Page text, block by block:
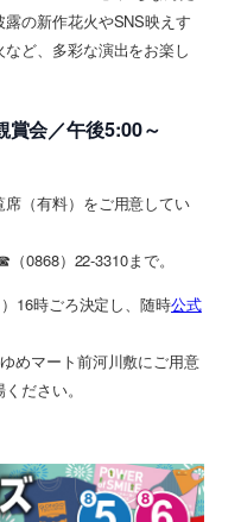
の新作花火やSNS映えす
ど、多彩な演出をお楽し
賞会／午後5:00～
（有料）をご用意してい
0868）22-3310まで。
16時ごろ決定し、随時公式
めマート前河川敷にご用意
ださい。